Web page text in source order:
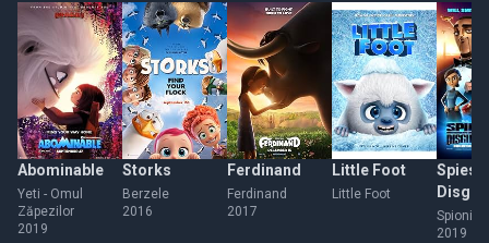
Abominable
Yeti - Omul
Zăpezilor
2019
Storks
Berzele
2016
Ferdinand
Ferdinand
2017
Little Foot
Little Foot
Spies
Spioni
2019